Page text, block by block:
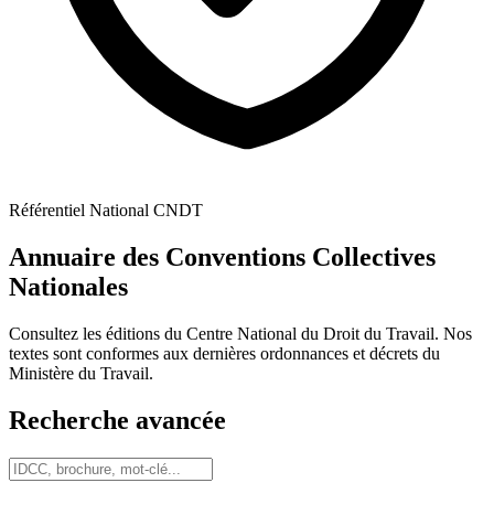
Référentiel National CNDT
Annuaire des Conventions Collectives
Nationales
Consultez les éditions du Centre National du Droit du Travail. Nos
textes sont conformes aux dernières ordonnances et décrets du
Ministère du Travail.
Recherche avancée